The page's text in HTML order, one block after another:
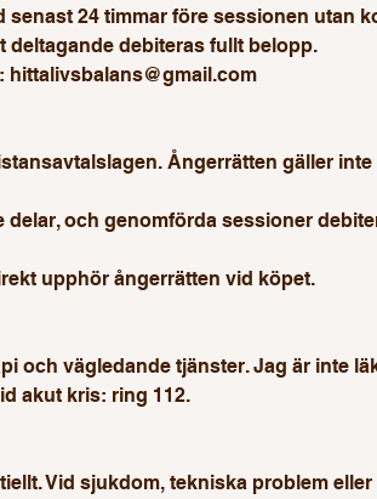
senast 24 timmar före sessionen utan
deltagande debiteras fullt belopp.
hittalivsbalans@gmail.com
Ångerrätten gäller
och genomförda sessioner
upphör ångerrätten vid köpet.
och vägledande tjänster. Jag är inte
akut kris: ring 112.
Vid sjukdom, tekniska problem